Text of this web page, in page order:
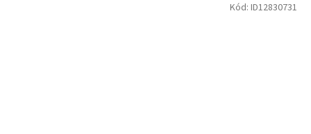
Kód: ID12830731